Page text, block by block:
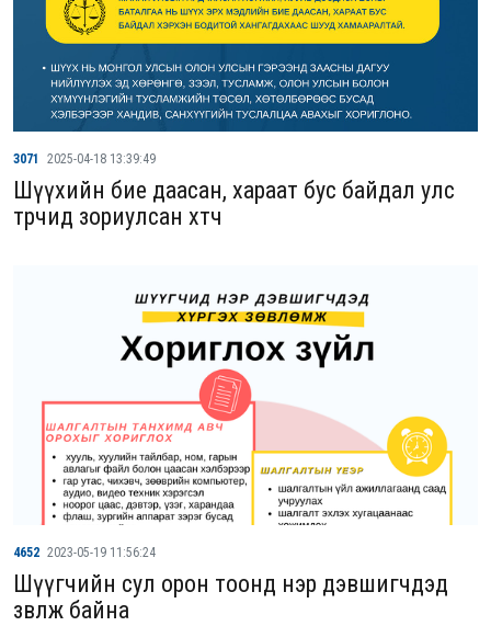
3071 2025-04-18 13:39:49
Шүүхийн бие даасан, хараат бус байдал улс
төрчид зориулсан хөтөч
4652 2023-05-19 11:56:24
Шүүгчийн сул орон тоонд нэр дэвшигчдэд
зөвлөж байна